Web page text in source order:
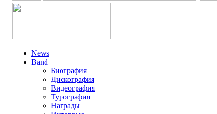
News
Band
Биография
Дискография
Видеография
Турография
Награды